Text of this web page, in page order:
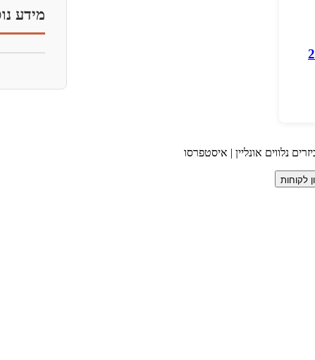
מידע
נלווים אונליין | איסטפרסו